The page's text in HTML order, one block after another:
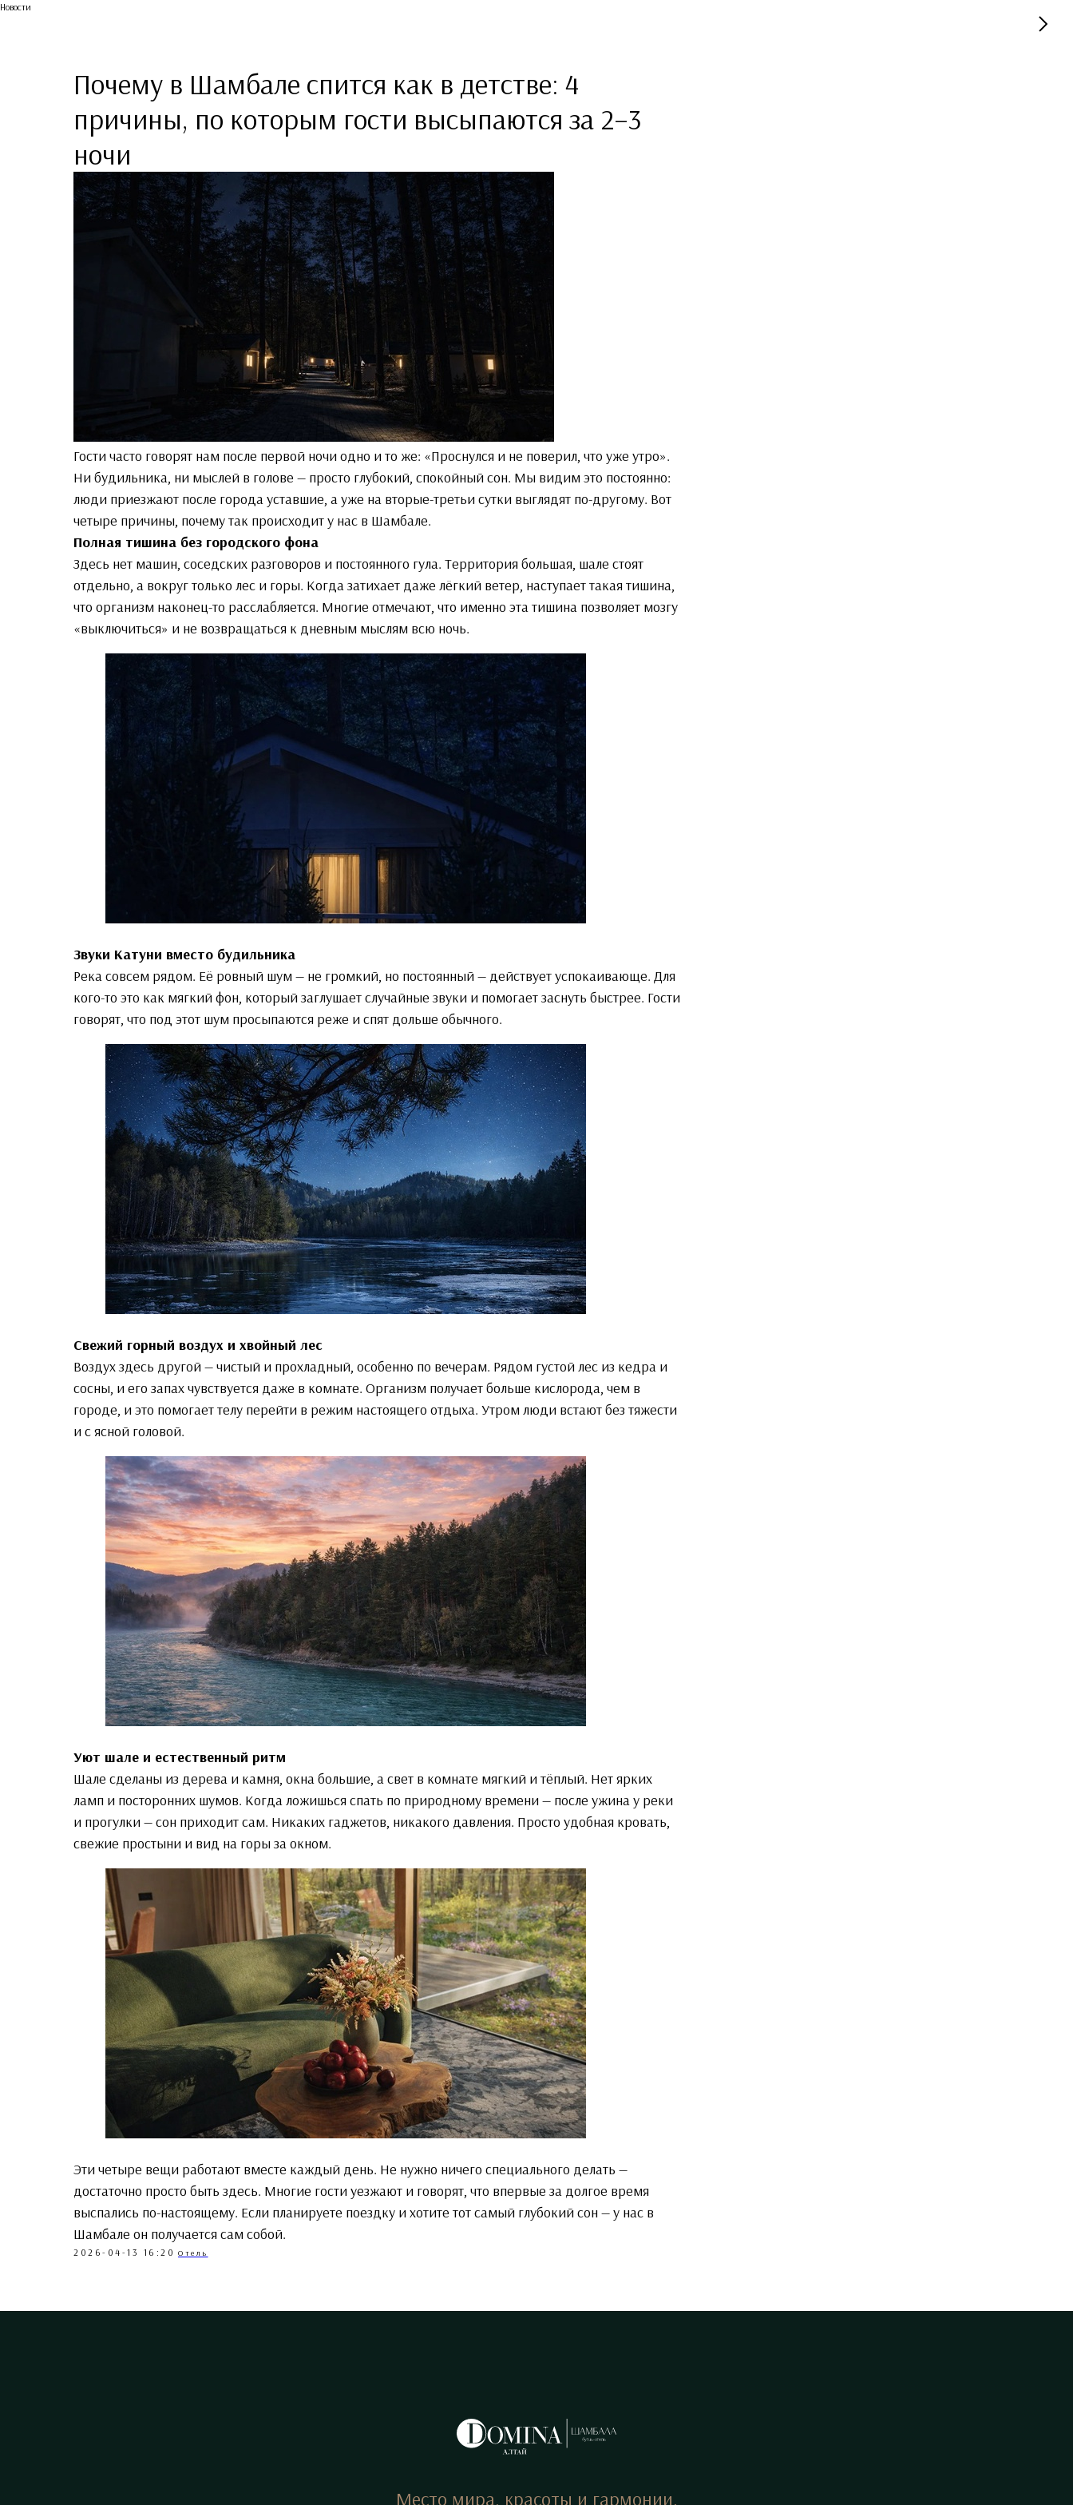
Новости
Почему в Шамбале спится как в детстве: 4
причины, по которым гости высыпаются за 2–3
ночи
Гости часто говорят нам после первой ночи одно и то же: «Проснулся и не поверил, что уже утро».
Ни будильника, ни мыслей в голове — просто глубокий, спокойный сон. Мы видим это постоянно:
люди приезжают после города уставшие, а уже на вторые-третьи сутки выглядят по-другому. Вот
четыре причины, почему так происходит у нас в Шамбале.
Полная тишина без городского фона
Здесь нет машин, соседских разговоров и постоянного гула. Территория большая, шале стоят
отдельно, а вокруг только лес и горы. Когда затихает даже лёгкий ветер, наступает такая тишина,
что организм наконец-то расслабляется. Многие отмечают, что именно эта тишина позволяет мозгу
«выключиться» и не возвращаться к дневным мыслям всю ночь.
Звуки Катуни вместо будильника
Река совсем рядом. Её ровный шум — не громкий, но постоянный — действует успокаивающе. Для
кого-то это как мягкий фон, который заглушает случайные звуки и помогает заснуть быстрее. Гости
говорят, что под этот шум просыпаются реже и спят дольше обычного.
Свежий горный воздух и хвойный лес
Воздух здесь другой — чистый и прохладный, особенно по вечерам. Рядом густой лес из кедра и
сосны, и его запах чувствуется даже в комнате. Организм получает больше кислорода, чем в
городе, и это помогает телу перейти в режим настоящего отдыха. Утром люди встают без тяжести
и с ясной головой.
Уют шале и естественный ритм
Шале сделаны из дерева и камня, окна большие, а свет в комнате мягкий и тёплый. Нет ярких
ламп и посторонних шумов. Когда ложишься спать по природному времени — после ужина у реки
и прогулки — сон приходит сам. Никаких гаджетов, никакого давления. Просто удобная кровать,
свежие простыни и вид на горы за окном.
Эти четыре вещи работают вместе каждый день. Не нужно ничего специального делать —
достаточно просто быть здесь. Многие гости уезжают и говорят, что впервые за долгое время
выспались по-настоящему. Если планируете поездку и хотите тот самый глубокий сон — у нас в
Шамбале он получается сам собой.
2026-04-13 16:20 Отель
Место мира, красоты и гармонии.